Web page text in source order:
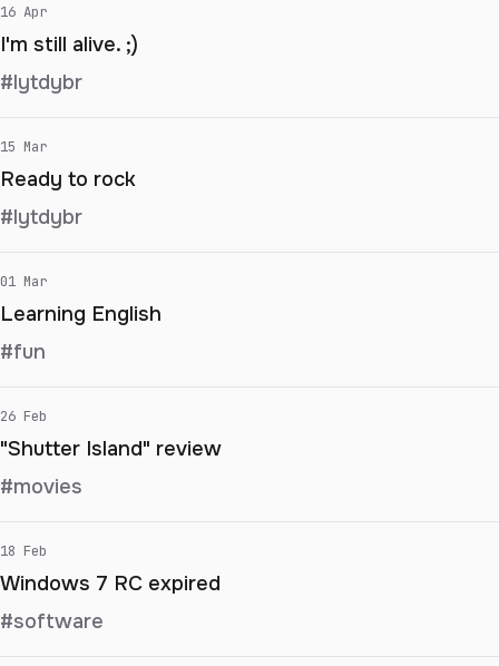
16 Apr
I'm still alive. ;)
#lytdybr
15 Mar
Ready to rock
#lytdybr
01 Mar
Learning English
#fun
26 Feb
"Shutter Island" review
#movies
18 Feb
Windows 7 RC expired
#software